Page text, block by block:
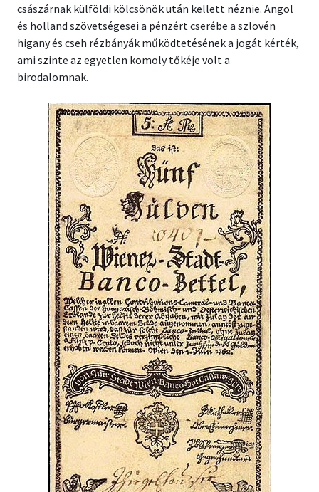
császárnak külföldi kölcsönök után kellett néznie. Angol
és holland szövetségesei a pénzért cserébe a szlovén
higany és cseh rézbányák működtetésének a jogát kérték,
ami szinte az egyetlen komoly tőkéje volt a
birodalomnak.